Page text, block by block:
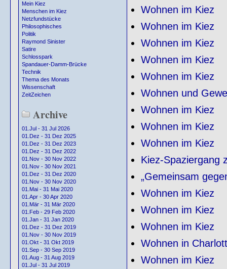
Mein Kiez
Menschen im Kiez
Netzfundstücke
Philosophisches
Politik
Raymond Sinister
Satire
Schlosspark
Spandauer-Damm-Brücke
Technik
Thema des Monats
Wissenschaft
ZeitZeichen
Archive
01.Jul - 31 Jul 2026
01.Dez - 31 Dez 2025
01.Dez - 31 Dez 2023
01.Dez - 31 Dez 2022
01.Nov - 30 Nov 2022
01.Nov - 30 Nov 2021
01.Dez - 31 Dez 2020
01.Nov - 30 Nov 2020
01.Mai - 31 Mai 2020
01.Apr - 30 Apr 2020
01.Mär - 31 Mär 2020
01.Feb - 29 Feb 2020
01.Jan - 31 Jan 2020
01.Dez - 31 Dez 2019
01.Nov - 30 Nov 2019
01.Okt - 31 Okt 2019
01.Sep - 30 Sep 2019
01.Aug - 31 Aug 2019
01.Jul - 31 Jul 2019
Wohnen im Kiez
Wohnen im Kiez
Wohnen im Kiez
Wohnen im Kiez
Wohnen im Kiez
Wohnen und
Wohnen im Kiez
Wohnen im Kiez
Wohnen im Kiez
Kiez-Spaziergang
„Gemeinsam
Wohnen im Kiez
Wohnen im Kiez
Wohnen im Kiez
Wohnen in
Wohnen im Kiez